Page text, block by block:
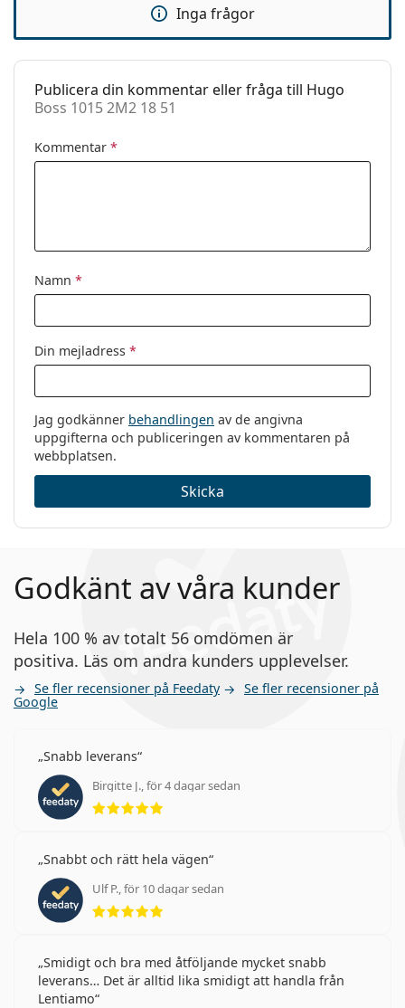
Putsduk:
Övrigt
Kön:
Kategori:
Glasögon
Inga frågor
Publicera din kommentar eller fråga till Hugo
Boss 1015 2M2 18 51
Kommentar *
Namn *
Din mejladress *
Jag godkänner behandlingen av de angivna
uppgifterna och publiceringen av kommentaren på
webbplatsen.
Skicka
Godkänt av våra kunder
Hela 100 % av totalt 56 omdömen är
positiva. Läs om andra kunders upplevelser.
Se fler recensioner på Feedaty Se fler recensioner på
Google
Snabb leverans
Birgitte J., för 4 dagar sedan
Betyg 5 av 5
Snabbt och rätt hela vägen
Ulf P., för 10 dagar sedan
Betyg 5 av 5
Smidigt och bra med åtföljande mycket snabb
leverans… Det är alltid lika smidigt att handla från
Lentiamo